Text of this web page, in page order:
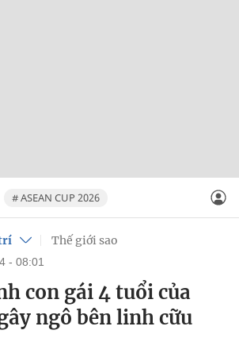
# ASEAN CUP 2026
Thế giới sao
- 08:01
con gái 4 tuổi của
ngô bên linh cữu